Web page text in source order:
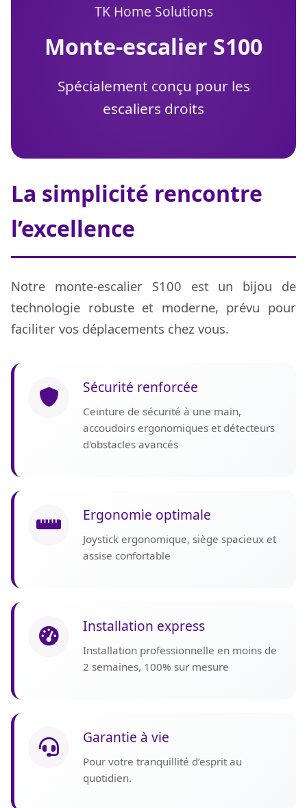
TK Home Solutions
monte-escalier S100
Spécialement conçu pour les
escaliers droits
La simplicité rencontre
l’excellence
Notre monte-escalier S100 est un bijou de
technologie robuste et moderne, prévu pour
faciliter vos déplacements chez vous.
Sécurité renforcée
Ceinture de sécurité à une main,
accoudoirs ergonomiques et détecteurs
d'obstacles avancés
Ergonomie optimale
Joystick ergonomique, siège spacieux et
assise confortable
Installation express
Installation professionnelle en moins de
2 semaines, 100% sur mesure
Garantie à vie
Pour votre tranquillité d’esprit au
quotidien.